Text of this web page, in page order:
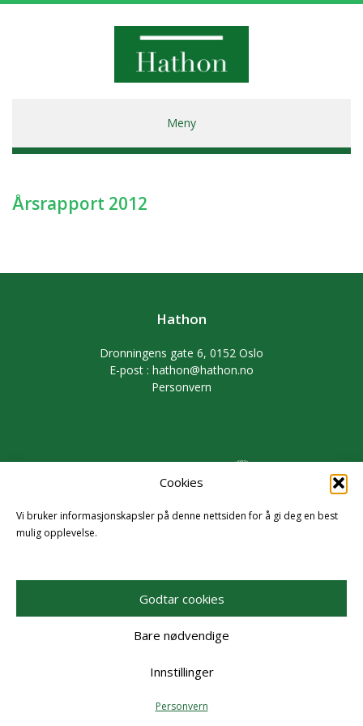
Cookies
Vi bruker informasjonskapsler på denne nettsiden for å gi deg en best
mulig opplevelse.
Godtar cookies
Bare nødvendige
Innstillinger
Personvern
Meny
Årsrapport 2012
Hathon
Dronningens gate 6, 0152 Oslo
E-post : hathon@hathon.no
Personvern